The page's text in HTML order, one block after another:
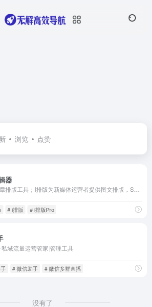
浏览 点赞
器
# i排版 # i排版Pro
域流量运营管家|管理工具
# 微信助手 # 微信多群直播
没有了